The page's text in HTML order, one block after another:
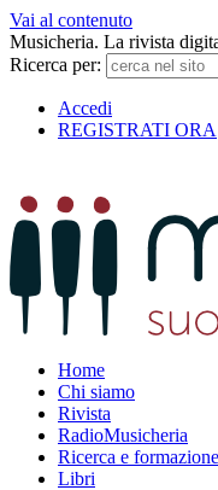
Vai al contenuto
Musicheria. La rivista
Ricerca per:
Accedi
REGISTRATI ORA
Home
Chi siamo
Rivista
RadioMusicheria
Ricerca e formazione
Libri